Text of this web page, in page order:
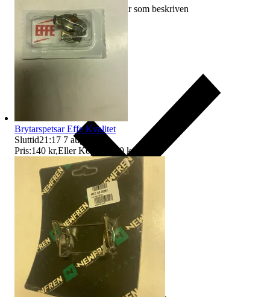
Ersättning om varan inte är som beskriven
Ersättning om du inte får din vara
Brytarspetsar Effe Kvalitet
Sluttid21:17 7 aug 21:17.
Pris:140 kr,Eller Köp nu 150 kr,